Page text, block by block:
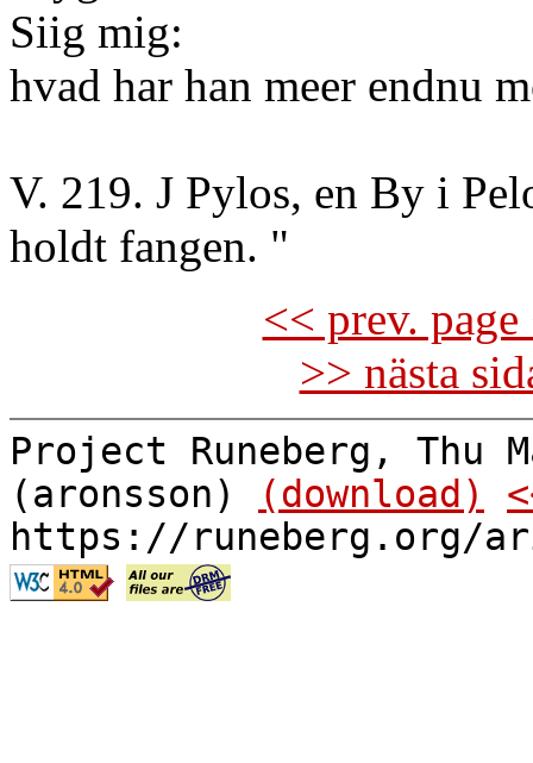
Siig mig:
hvad har han meer endnu
V. 219. J Pylos, en By i
holdt fangen. "
<< prev.
>> nästa
Project Runeberg, Thu
(aronsson)
(download)
https://runeberg.org/